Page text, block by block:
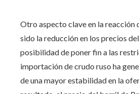
Otro aspecto clave en la reacción
sido la reducción en los precios
posibilidad de poner fin a las
importación de crudo ruso ha
de una mayor estabilidad en la